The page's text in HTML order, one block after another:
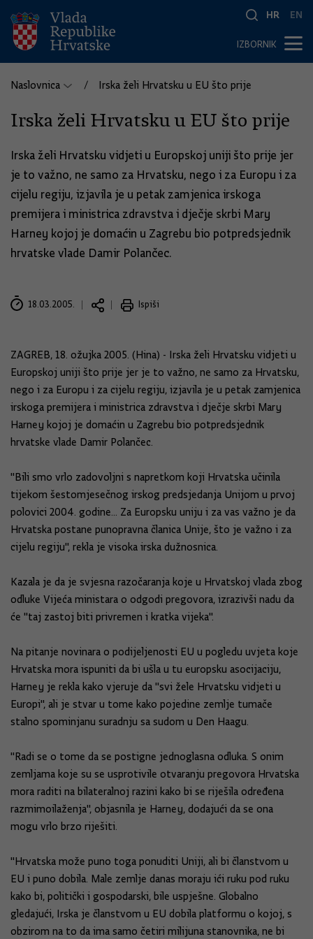
HR EN
IZBORNIK
Naslovnica Irska želi Hrvatsku u EU što prije
Irska želi Hrvatsku u EU što prije
Irska želi Hrvatsku vidjeti u Europskoj uniji što prije jer
je to važno, ne samo za Hrvatsku, nego i za Europu i za
cijelu regiju, izjavila je u petak zamjenica irskoga
premijera i ministrica zdravstva i dječje skrbi Mary
Harney kojoj je domaćin u Zagrebu bio potpredsjednik
hrvatske vlade Damir Polančec.
18.03.2005. Ispiši
ZAGREB, 18. ožujka 2005. (Hina) - Irska želi Hrvatsku vidjeti u
Europskoj uniji što prije jer je to važno, ne samo za Hrvatsku,
nego i za Europu i za cijelu regiju, izjavila je u petak zamjenica
irskoga premijera i ministrica zdravstva i dječje skrbi Mary
Harney kojoj je domaćin u Zagrebu bio potpredsjednik
hrvatske vlade Damir Polančec.
"Bili smo vrlo zadovoljni s napretkom koji Hrvatska učinila
tijekom šestomjesečnog irskog predsjedanja Unijom u prvoj
polovici 2004. godine... Za Europsku uniju i za vas važno je da
Hrvatska postane punopravna članica Unije, što je važno i za
cijelu regiju", rekla je visoka irska dužnosnica.
Kazala je da je svjesna razočaranja koje u Hrvatskoj vlada zbog
odluke Vijeća ministara o odgodi pregovora, izrazivši nadu da
će "taj zastoj biti privremen i kratka vijeka".
Na pitanje novinara o podijeljenosti EU u pogledu uvjeta koje
Hrvatska mora ispuniti da bi ušla u tu europsku asocijaciju,
Harney je rekla kako vjeruje da "svi žele Hrvatsku vidjeti u
Europi", ali je stvar u tome kako pojedine zemlje tumače
stalno spominjanu suradnju sa sudom u Den Haagu.
"Radi se o tome da se postigne jednoglasna odluka. S onim
zemljama koje su se usprotivile otvaranju pregovora Hrvatska
mora raditi na bilateralnoj razini kako bi se riješila određena
razmimoilaženja", objasnila je Harney, dodajući da se ona
mogu vrlo brzo riješiti.
"Hrvatska može puno toga ponuditi Uniji, ali bi članstvom u
EU i puno dobila. Male zemlje danas moraju ići ruku pod ruku
kako bi, politički i gospodarski, bile uspješne. Globalno
gledajući, Irska je članstvom u EU dobila platformu o kojoj, s
obzirom na to da ima samo četiri milijuna stanovnika, ne bi